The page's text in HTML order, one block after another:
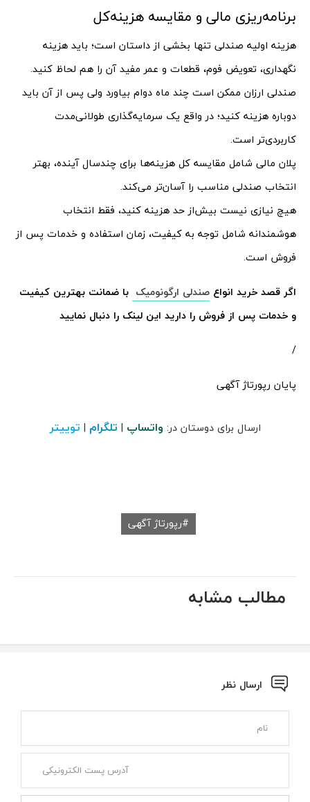
برنامه‌ریزی مالی و مقایسه هزینه‌کل
هزینه اولیه صندلی تنها بخشی از داستان است؛ باید هزینه
نگهداری، تعویض فوم، قطعات و عمر مفید آن را هم لحاظ کنید.
صندلی ارزان ممکن است چند ماه دوام بیاورد ولی پس از آن باید
دوباره هزینه کنید؛ در واقع یک سرمایه‌گذاری طولانی‌مدت
کاربردی‌تر است.
پلان مالی شامل مقایسه کل هزینه‌ها برای چندسال آینده، بهتر
انتخاب صندلی مناسب را آسان‌تر می‌کند.
هیچ نیازی نیست بیش‌از حد هزینه کنید، فقط انتخاب
هوشمندانه شامل توجه به کیفیت، زمان استفاده و خدمات پس از
فروش است.
اگر قصد خرید انواع صندلی ارگونومیک با ضمانت بهترین کیفیت
و خدمات پس از فروش را دارید این لینک را دنبال نمایید
/
پایان رپورتاژ آگهی
ارسال برای دوستان در: واتساپ | تلگرام | توییتر
رپورتاژ آگهی
مطالب مشابه
ارسال نظر